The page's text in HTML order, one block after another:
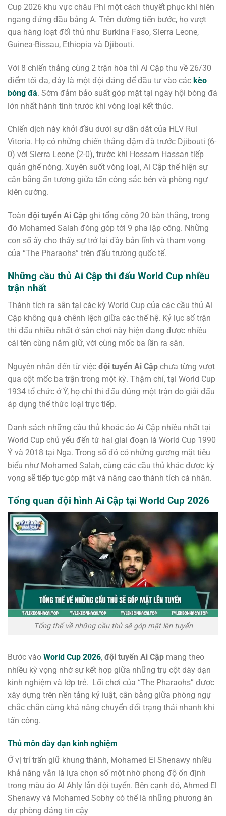
Cup 2026 khu vực châu Phi một cách thuyết phục khi hiên
ngang đứng đầu bảng A. Trên đường tiến bước, họ vượt
qua hàng loạt đối thủ như Burkina Faso, Sierra Leone,
Guinea-Bissau, Ethiopia và Djibouti.
Với 8 chiến thắng cùng 2 trận hòa thì Ai Cập thu về 26/30
điểm tối đa, đây là một đội đáng để đầu tư vào các kèo
bóng đá. Sớm đảm bảo suất góp mặt tại ngày hội bóng đá
lớn nhất hành tinh trước khi vòng loại kết thúc.
Chiến dịch này khởi đầu dưới sự dẫn dắt của HLV Rui
Vitoria. Họ có những chiến thắng đậm đà trước Djibouti (6-
0) với Sierra Leone (2-0), trước khi Hossam Hassan tiếp
quản ghế nóng. Xuyên suốt vòng loại, Ai Cập thể hiện sự
cân bằng ấn tượng giữa tấn công sắc bén và phòng ngự
kiên cường.
Toàn đội tuyển Ai Cập ghi tổng cộng 20 bàn thắng, trong
đó Mohamed Salah đóng góp tới 9 pha lập công. Những
con số ấy cho thấy sự trở lại đầy bản lĩnh và tham vọng
của “The Pharaohs” trên đấu trường quốc tế.
Những cầu thủ Ai Cập thi đấu World Cup nhiều
trận nhất
Thành tích ra sân tại các kỳ World Cup của các cầu thủ Ai
Cập không quá chênh lệch giữa các thế hệ. Kỷ lục số trận
thi đấu nhiều nhất ở sân chơi này hiện đang được nhiều
cái tên cùng nắm giữ, với cùng mốc ba lần ra sân.
Nguyên nhân đến từ việc đội tuyển Ai Cập chưa từng vượt
qua cột mốc ba trận trong một kỳ. Thậm chí, tại World Cup
1934 tổ chức ở Ý, họ chỉ thi đấu đúng một trận do giải đấu
áp dụng thể thức loại trực tiếp.
Danh sách những cầu thủ khoác áo Ai Cập nhiều nhất tại
World Cup chủ yếu đến từ hai giai đoạn là World Cup 1990
Ý và 2018 tại Nga. Trong số đó có những gương mặt tiêu
biểu như Mohamed Salah, cùng các cầu thủ khác được kỳ
vọng sẽ tiếp tục góp mặt và nâng cao thành tích cá nhân.
Tổng quan đội hình Ai Cập tại World Cup 2026
Tổng thể về những cầu thủ sẽ góp mặt lên tuyển
Bước vào World Cup 2026, đội tuyển Ai Cập mang theo
nhiều kỳ vọng nhờ sự kết hợp giữa những trụ cột dày dạn
kinh nghiệm và lớp trẻ. Lối chơi của “The Pharaohs” được
xây dựng trên nền tảng kỷ luật, cân bằng giữa phòng ngự
chắc chắn cùng khả năng chuyển đổi trạng thái nhanh khi
tấn công.
Thủ môn dày dạn kinh nghiệm
Ở vị trí trấn giữ khung thành, Mohamed El Shenawy nhiều
khả năng vẫn là lựa chọn số một nhờ phong độ ổn định
trong màu áo Al Ahly lẫn đội tuyển. Bên cạnh đó, Ahmed El
Shenawy và Mohamed Sobhy có thể là những phương án
dự phòng đáng tin cậy